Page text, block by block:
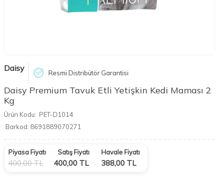
Daisy Resmi Distribütör Garantisi
Daisy Premium Tavuk Etli Yetişkin Kedi Maması 2
Kg
Ürün Kodu: PET-D1014
Barkod: 8691889070271
Piyasa Fiyatı
400,00TL
Satış Fiyatı
400,00 TL
Havale Fiyatı
388,00 TL